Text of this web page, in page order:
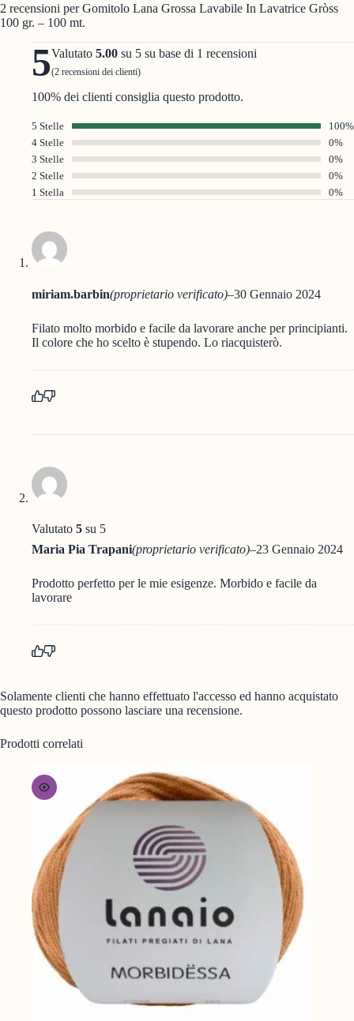
2 recensioni perGomitolo Lana Grossa Lavabile In Lavatrice Gròss
100 gr. – 100 mt.
5Valutato 5.00 su 5 su base di 1 recensioni
(2 recensioni dei clienti)
100% dei clienti consiglia questo prodotto.
5 Stelle
100%
4 Stelle
0%
3 Stelle
0%
2 Stelle
0%
1 Stella
0%
miriam.barbin(proprietario verificato)–30 Gennaio 2024
Filato molto morbido e facile da lavorare anche per principianti.
Il colore che ho scelto è stupendo. Lo riacquisterò.
Valutato 5 su 5
Maria Pia Trapani(proprietario verificato)–23 Gennaio 2024
Prodotto perfetto per le mie esigenze. Morbido e facile da
lavorare
Solamente clienti che hanno effettuato l'accesso ed hanno acquistato
questo prodotto possono lasciare una recensione.
Prodotti correlati